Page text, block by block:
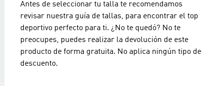
Antes de seleccionar tu talla te recomendamos
revisar nuestra guía de tallas, para encontrar el top
deportivo perfecto para ti. ¿No te quedó? No te
preocupes, puedes realizar la devolución de este
producto de forma gratuita. No aplica ningún tipo de
descuento.